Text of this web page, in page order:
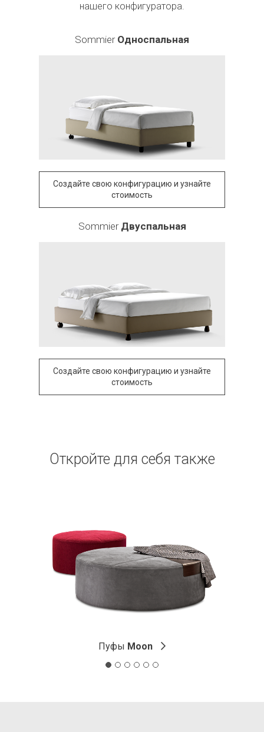
нашего конфигуратора.
Sommier Односпальная
Создайте свою конфигурацию и узнайте
стоимость
Sommier Двуспальная
Создайте свою конфигурацию и узнайте
стоимость
Откройте для себя также
Пуфы Moon